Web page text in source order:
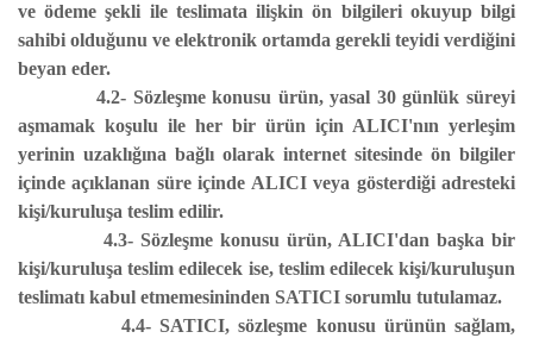
ve ödeme şekli ile teslimata ilişkin ön bilgileri okuyup bilgi
sahibi olduğunu ve elektronik ortamda gerekli teyidi verdiğini
beyan eder.
4.2- Sözleşme konusu ürün, yasal 30 günlük süreyi
aşmamak koşulu ile her bir ürün için ALICI'nın yerleşim
yerinin uzaklığına bağlı olarak internet sitesinde ön bilgiler
içinde açıklanan süre içinde ALICI veya gösterdiği adresteki
kişi/kuruluşa teslim edilir.
4.3- Sözleşme konusu ürün, ALICI'dan başka bir
kişi/kuruluşa teslim edilecek ise, teslim edilecek kişi/kuruluşun
teslimatı kabul etmemesininden SATICI sorumlu tutulamaz.
4.4- SATICI, sözleşme konusu ürünün sağlam,